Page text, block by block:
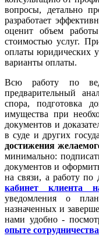
вопросы, детально
разработает
оценит объем
стоимостью услуг.
оплаты юридических
варианты оплаты.
Всю работу по
предварительный
спора, подготовка
имущества при
документов и
в суде и других
достижения
минимально:
документов и
на связи, а работу по
кабинет клиента
уведомления о
назначенных и
нами удобно -
опыте